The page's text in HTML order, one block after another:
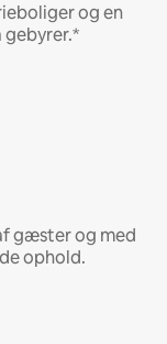
og en
gæster og med
ophold.